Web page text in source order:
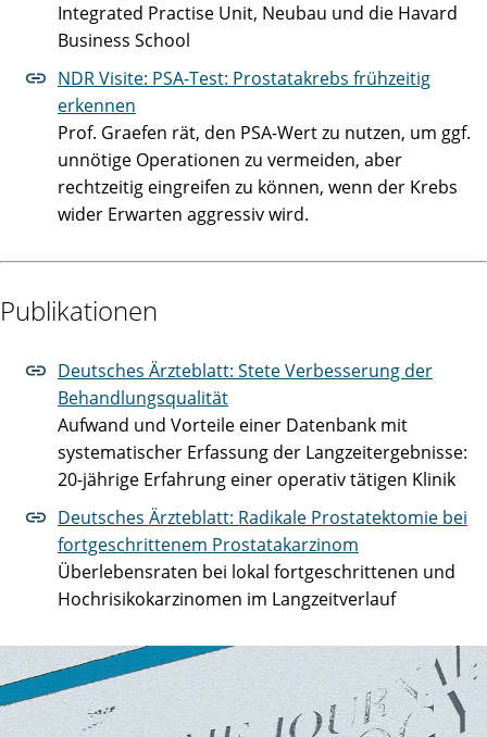
Integrated Practise Unit, Neubau und die Havard
Business School
NDR Visite: PSA-Test: Prostatakrebs frühzeitig
erkennen
Prof. Graefen rät, den PSA-Wert zu nutzen, um ggf.
unnötige Operationen zu vermeiden, aber
rechtzeitig eingreifen zu können, wenn der Krebs
wider Erwarten aggressiv wird.
Publikationen
Deutsches Ärzteblatt: Stete Verbesserung der
Behandlungsqualität
Aufwand und Vorteile einer Datenbank mit
systematischer Erfassung der Langzeitergebnisse:
20-jährige Erfahrung einer operativ tätigen Klinik
Deutsches Ärzteblatt: Radikale Prostatektomie bei
fortgeschrittenem Prostatakarzinom
Überlebensraten bei lokal fortgeschrittenen und
Hochrisikokarzinomen im Langzeitverlauf